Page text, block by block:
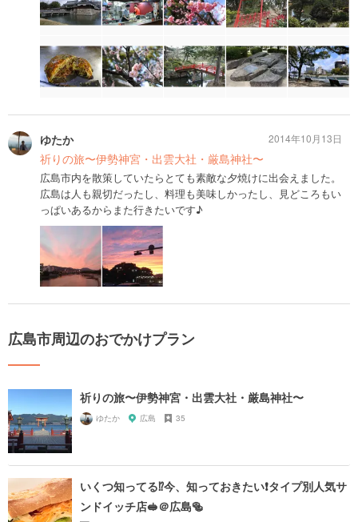
ゆたか
祈りの旅〜伊勢神宮・出雲大社・厳島神社〜
広島市内を散策していたらとても素敵な夕焼けに出会えました。
広島は人も親切だったし、料理も美味しかったし、見どころもい
っぱいあるからまた行きたいです♪
2014年10月13日
広島市周辺のおでかけプラン
祈りの旅〜伊勢神宮・出雲大社・厳島神社〜
ゆたか 広島 35
いくつ知ってる⁉️今、知っておきたい❗️タイプ別人気サ
ンドイッチ店🥪＠広島🥯